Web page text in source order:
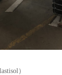
）